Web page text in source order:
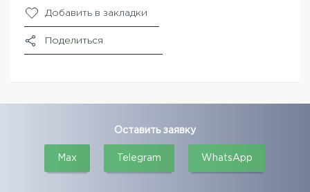
Добавить в закладки
Поделиться
Оставить заявку
Max Telegram WhatsApp